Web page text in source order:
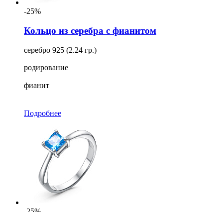
-25%
Кольцо из серебра с фианитом
серебро 925 (2.24 гр.)
родирование
фианит
Подробнее